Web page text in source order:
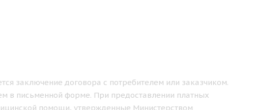
заключение договора с потребителем или заказчиком.
в письменной форме. При предоставлении платных
помощи, утвержденные Министерством